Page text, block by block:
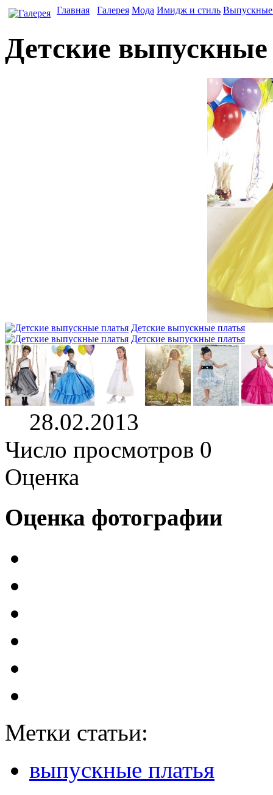
Главная Галерея Мода Имидж и стиль Выпускные
Детские выпускные
Детские выпускные платья
Детские выпускные платья
28.02.2013
Число просмотров 0
Оценка
Оценка фотографии
Метки статьи:
выпускные платья